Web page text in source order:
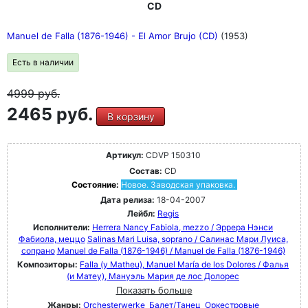
CD
Manuel de Falla (1876-1946) - El Amor Brujo (CD) (1953)
Есть в наличии
4999руб.
2465 руб. В корзину
Артикул: CDVP 150310
Состав: CD
Состояние: Новое. Заводская упаковка.
Дата релиза: 18-04-2007
Лейбл: Regis
Исполнители: Herrera Nancy Fabiola, mezzo / Эррера Нэнси
Фабиола, меццо Salinas Mari Luisa, soprano / Салинас Мари Луиса,
сопрано Manuel de Falla (1876-1946) / Manuel de Falla (1876-1946)
Композиторы: Falla (y Matheu), Manuel María de los Dolores / Фалья
(и Матеу), Мануэль Мария де лос Долорес
Показать больше
Жанры: Orchesterwerke Балет/Танец Оркестровые